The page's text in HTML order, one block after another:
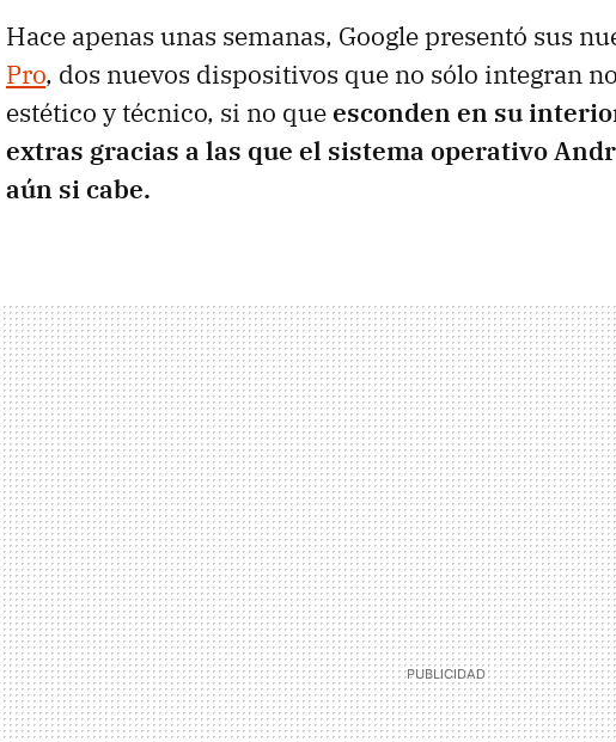
Hace apenas unas semanas, Google presentó sus
Pro, dos nuevos dispositivos que no sólo integran
estético y técnico, si no queesconden en su
extras gracias a las que el sistema operativo
aún si cabe.